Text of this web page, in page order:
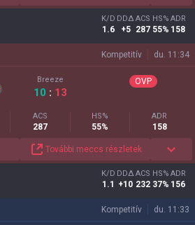
K/D
1.6
DDΔ
+5
ACS
287
HS%
55%
ADR
158
Kompetitív du. 11:34
Breeze
10 : 13
OVP
ACS
287
HS%
55%
ADR
158
További meccs részletek
K/D
1.1
DDΔ
+10
ACS
232
HS%
37%
ADR
156
Kompetitív du. 11:33